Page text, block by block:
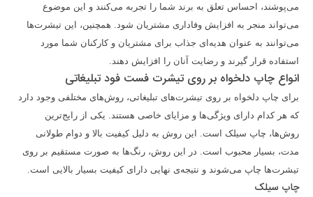
می‌پوشند، احساس تعلق به برند شما را تجربه می‌کنند و این موضوع
می‌تواند منجر به افزایش وفاداری مشتریان شود. همچنین، این تیشرت‌ها
می‌توانند به عنوان هدیه‌ای جذاب برای مشتریان و کارکنان شما مورد
استفاده قرار گیرند و رضایت آنان را افزایش دهند.
انواع چاپ دلخواه بر روی تیشرت فست فود تبلیغاتی
برای چاپ دلخواه بر روی تیشرت‌های تبلیغاتی، روش‌های مختلفی وجود دارد
که هر کدام دارای ویژگی‌ها و مزایای خاصی هستند. یکی از رایج‌ترین
روش‌ها، چاپ سیلک است. این روش به دلیل کیفیت بالا و دوام طولانی
مدت، بسیار محبوب است. در این روش، رنگ‌ها به صورت مستقیم بر روی
تیشرت‌ها چاپ می‌شوند و نتیجه‌ی نهایی دارای کیفیت بسیار بالایی است.
چاپ سیلک